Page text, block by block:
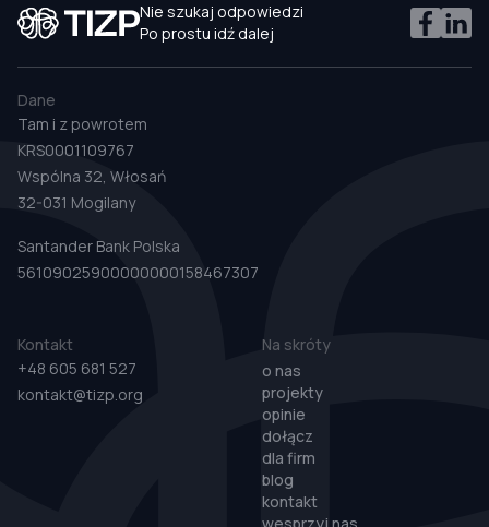
Nie szukaj odpowiedzi
Po prostu idź dalej
Dane
Tam i z powrotem
KRS0001109767
Wspólna 32, Włosań
32-031 Mogilany
Santander Bank Polska
56109025900000000158467307
Kontakt
+48 605 681 527
kontakt@tizp.org
Na skróty
o nas
projekty
opinie
dołącz
dla firm
blog
kontakt